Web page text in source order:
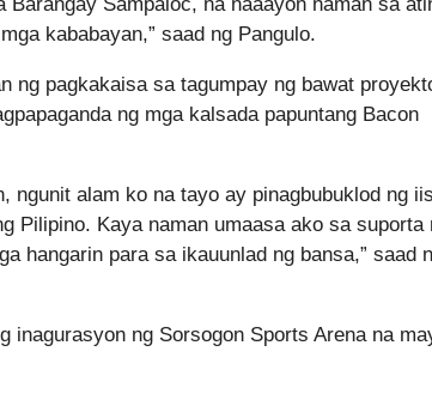
Sampaloc, na naaayon naman sa
kababayan,” saad ng Pangulo.
ng pagkakaisa sa tagumpay ng bawat
ng mga kalsada papuntang Bacon
ngunit alam ko na tayo ay pinagbubuklod ng
Pilipino. Kaya naman umaasa ako sa suporta
hangarin para sa ikauunlad ng bansa,” saad
inagurasyon ng Sorsogon Sports Arena na